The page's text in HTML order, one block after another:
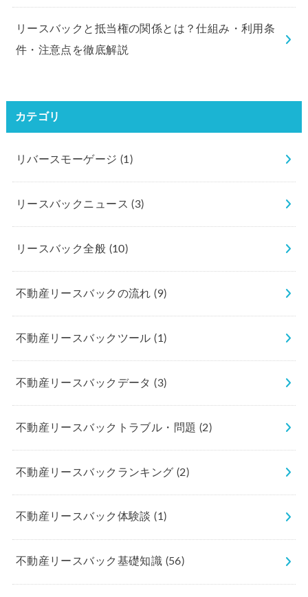
リースバックと抵当権の関係とは？仕組み・利用条
件・注意点を徹底解説
カテゴリ
リバースモーゲージ (1)
リースバックニュース(3)
リースバック全般 (10)
不動産リースバックの流れ(9)
不動産リースバックツール(1)
不動産リースバックデータ(3)
不動産リースバックトラブル・問題 (2)
不動産リースバックランキング(2)
不動産リースバック体験談(1)
不動産リースバック基礎知識 (56)